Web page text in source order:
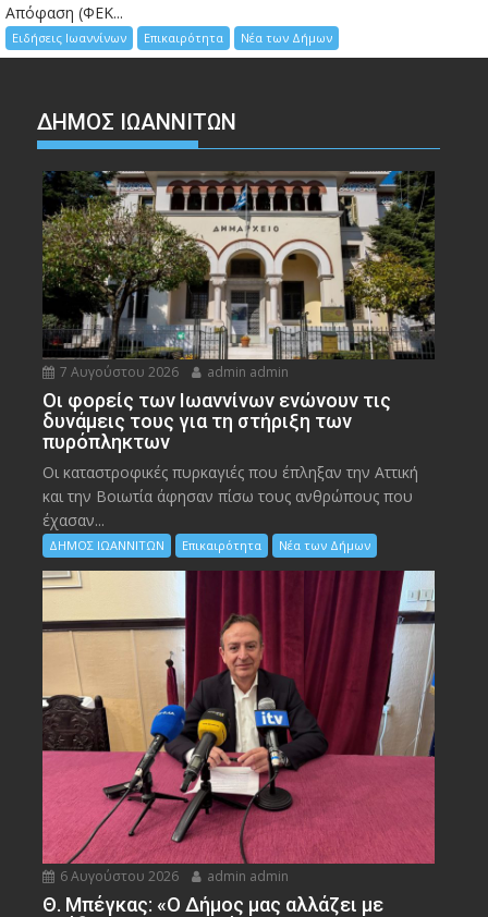
Απόφαση (ΦΕΚ...
Ειδήσεις Ιωαννίνων Επικαιρότητα Νέα των Δήμων
ΔΗΜΟΣ ΙΩΑΝΝΙΤΩΝ
7 Αυγούστου 2026 admin admin
Οι φορείς των Ιωαννίνων ενώνουν τις
δυνάμεις τους για τη στήριξη των
πυρόπληκτων
Οι καταστροφικές πυρκαγιές που έπληξαν την Αττική
και την Bοιωτία άφησαν πίσω τους ανθρώπους που
έχασαν...
ΔΗΜΟΣ ΙΩΑΝΝΙΤΩΝ Επικαιρότητα Νέα των Δήμων
6 Αυγούστου 2026 admin admin
Θ. Μπέγκας: «Ο Δήμος μας αλλάζει με